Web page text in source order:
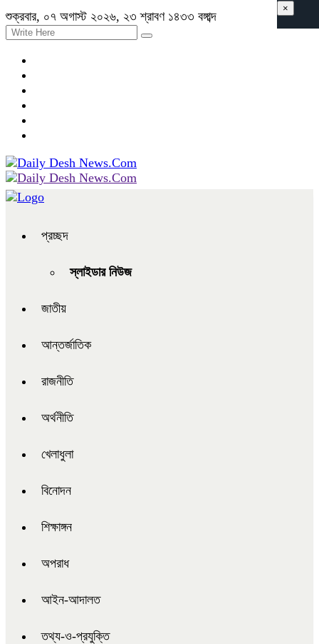
শুক্রবার, ০৭ অগাস্ট ২০২৬, ২৩ শ্রাবণ ১৪৩৩ বঙ্গাব্দ
প্রচ্ছদ
স্লাইডার নিউজ
জাতীয়
আন্তর্জাতিক
রাজনীতি
অর্থনীতি
খেলাধুলা
বিনোদন
শিক্ষাঙ্গন
অপরাধ
আইন-আদালত
তথ্য-ও-প্রযুক্তি
×